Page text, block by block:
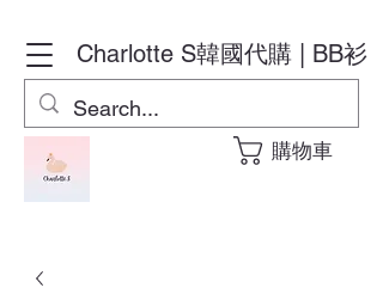
Charlotte S韓國代購 | BB衫
購物車